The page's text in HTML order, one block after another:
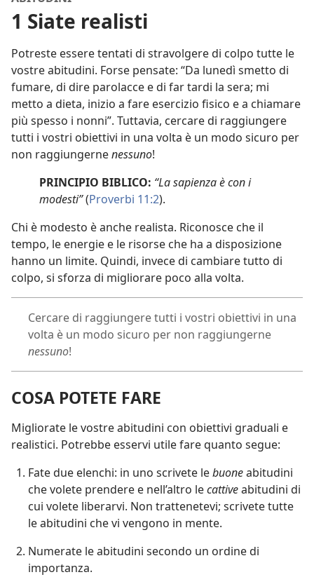
1 Siate realisti
Potreste essere tentati di stravolgere di colpo tutte le
vostre abitudini. Forse pensate: “Da lunedì smetto di
fumare, di dire parolacce e di far tardi la sera; mi
metto a dieta, inizio a fare esercizio fisico e a chiamare
più spesso i nonni”. Tuttavia, cercare di raggiungere
tutti i vostri obiettivi in una volta è un modo sicuro per
non raggiungernenessuno!
PRINCIPIO BIBLICO: “La sapienza è con i
modesti”(Proverbi 11:2).
Chi è modesto è anche realista. Riconosce che il
tempo, le energie e le risorse che ha a disposizione
hanno un limite. Quindi, invece di cambiare tutto di
colpo, si sforza di migliorare poco alla volta.
Cercare di raggiungere tutti i vostri obiettivi in una
volta è un modo sicuro per non raggiungerne
nessuno!
COSA POTETE FARE
Migliorate le vostre abitudini con obiettivi graduali e
realistici. Potrebbe esservi utile fare quanto segue:
Fate due elenchi: in uno scrivete lebuoneabitudini
che volete prendere e nell’altro lecattiveabitudini di
cui volete liberarvi. Non trattenetevi; scrivete tutte
le abitudini che vi vengono in mente.
Numerate le abitudini secondo un ordine di
importanza.